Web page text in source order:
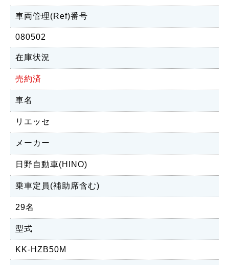
車両管理(Ref)番号
080502
在庫状況
売約済
車名
リエッセ
メーカー
日野自動車(HINO)
乗車定員(補助席含む)
29名
型式
KK-HZB50M